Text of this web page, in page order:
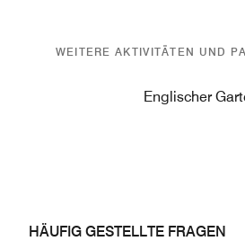
WEITERE AKTIVITÄTEN UND
Englischer
HÄUFIG GESTELLTE FRAGEN